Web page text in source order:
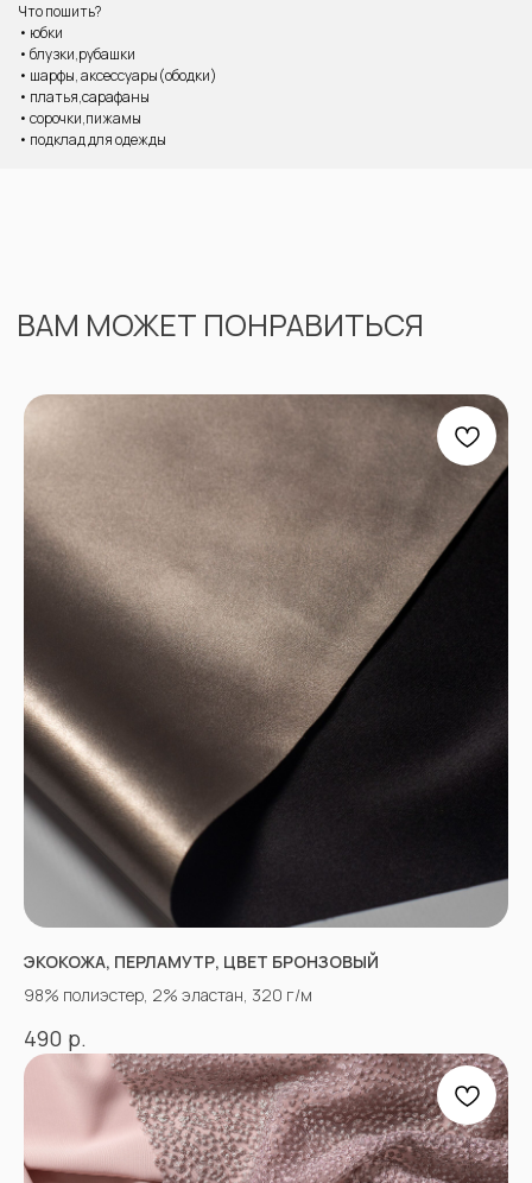
Что пошить?
• юбки
• блузки,рубашки
• шарфы, аксессуары(ободки)
• платья,сарафаны
• сорочки,пижамы
• подклад для одежды
ЭКОКОЖА, ПЕРЛАМУТР, ЦВЕТ БРОНЗОВЫЙ
98% полиэстер, 2% эластан, 320 г/м
490 р.